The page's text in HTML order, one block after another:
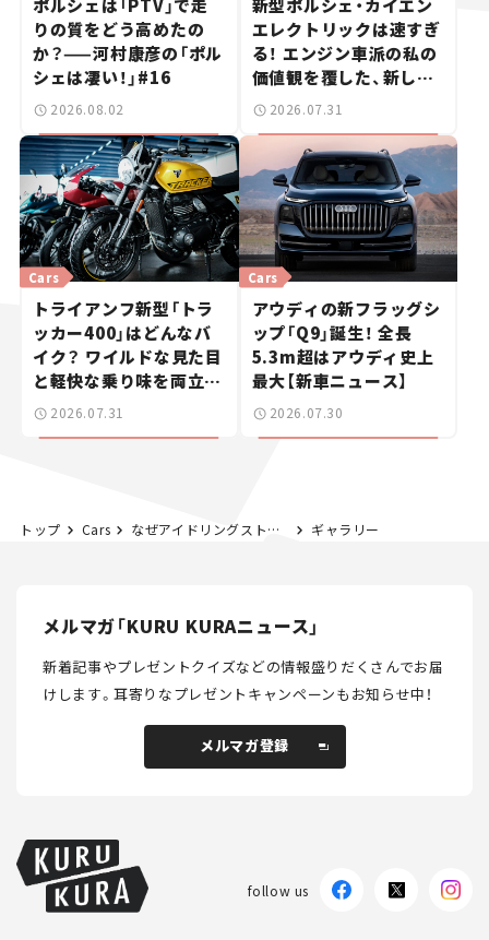
ポルシェは「PTV」で走
りの質をどう高めたの
か？——河村康彦の「ポル
シェは凄い！」#16
2026.08.02
新型ポルシェ・カイエン
エレクトリックは速すぎ
る！ エンジン車派の私の
価値観を覆した、新しい
ポルシェの走り。
2026.07.31
トライアンフ新型「トラ
ッカー400」はどんなバ
イク？ ワイルドな見た目
と軽快な乗り味を両立し
た400ccフラットトラッ
Cars
2026.07.31
アウディの新フラッグシ
ップ「Q9」誕生！ 全長
5.3m超はアウディ史上
最大【新車ニュース】
Cars
2026.07.30
トップ Cars なぜアイドリングストップ“不採用車”が増えたのか？ 各メーカーにその理由を聞いてみた。 ギャラリー
メルマガ「KURU KURAニュース」
新着記事やプレゼントクイズなどの情報盛りだくさんでお届
けします。耳寄りなプレゼントキャンペーンもお知らせ中！
メルマガ登録
follow us